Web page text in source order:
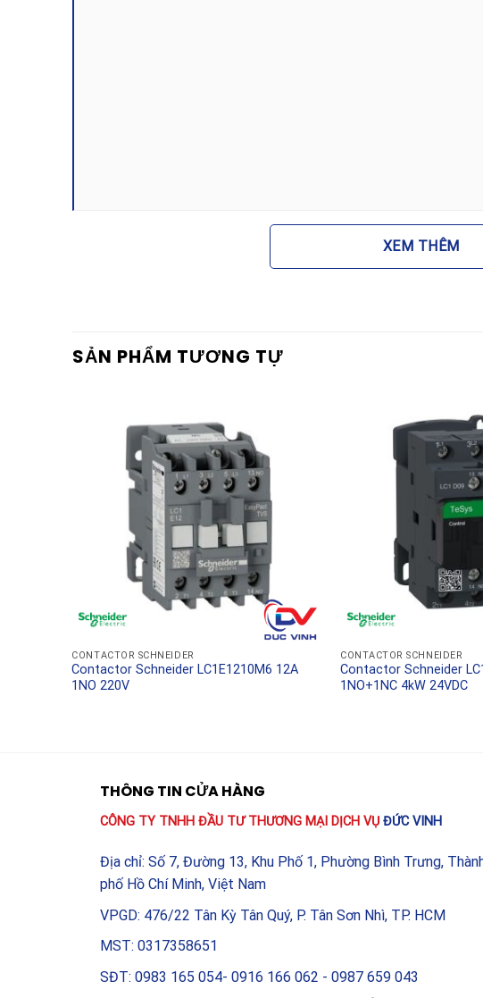
XEM THÊM
SẢN PHẨM TƯƠNG TỰ
CONTACTOR SCHNEIDER
Contactor Schneider LC1E1210M6 12A
1NO 220V
CONTACTOR SCHNEIDER
Contactor Schneider
1NO+1NC 4kW 24VDC
THÔNG TIN CỬA HÀNG
CÔNG TY TNHH ĐẦU TƯ THƯƠNG MẠI DỊCH VỤ ĐỨC VINH
Địa chỉ: Số 7, Đường 13, Khu Phố 1, Phường Bình Trưng,
phố Hồ Chí Minh, Việt Nam
VPGD: 476/22 Tân Kỳ Tân Quý, P. Tân Sơn Nhì, TP. HCM
MST: 0317358651
SĐT: 0983 165 054- 0916 166 062 - 0987 659 043